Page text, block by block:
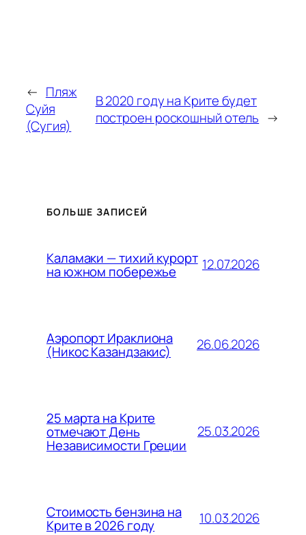
← Пляж
Суйя
(Сугия)
В 2020 году на Крите будет
построен роскошный отель →
БОЛЬШЕ ЗАПИСЕЙ
Каламаки — тихий курорт
на южном побережье 12.07.2026
Аэропорт Ираклиона
(Никос Казандзакис) 26.06.2026
25 марта на Крите
отмечают День
Независимости Греции
25.03.2026
Стоимость бензина на
Крите в 2026 году 10.03.2026